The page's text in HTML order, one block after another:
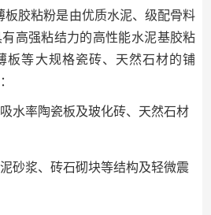
板胶粘粉是由优质水泥、级配骨料
高强粘结力的高性能水泥基胶粘
板等大规格瓷砖、天然石材的铺
水率陶瓷板及玻化砖、天然石材
砂浆、砖石砌块等结构及轻微震